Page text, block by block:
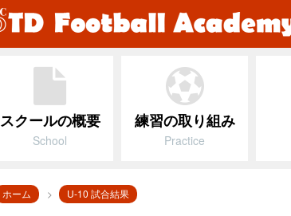
スクールの概要
School
練習の取り組み
Practice
ホーム U-10 試合結果